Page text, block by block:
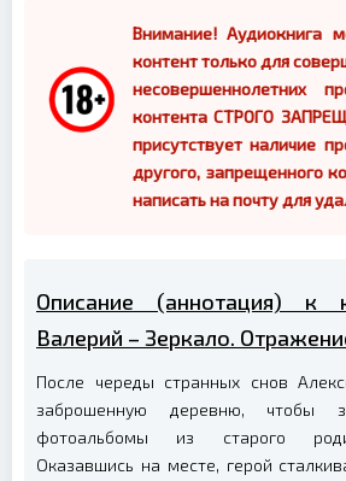
Внимание! Аудиокнига
контент только для
несовершеннолетних
контента СТРОГО
присутствует наличие
другого, запрещенного
написать на почту для
Описание (аннотация) к
Валерий – Зеркало.
После череды странных снов
заброшенную деревню, чтобы
фотоальбомы из старого
Оказавшись на месте, герой